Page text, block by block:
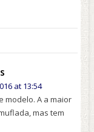
at 13:54
modelo. A a maior
mas tem